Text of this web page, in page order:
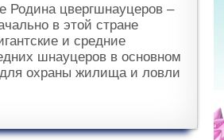
Родина цвергшнауцеров –
в этой стране
и средние
шнауцеров в основном
охраны жилища и ловли